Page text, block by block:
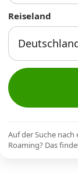
Reiseland
Auf der Suche
Roaming? Das